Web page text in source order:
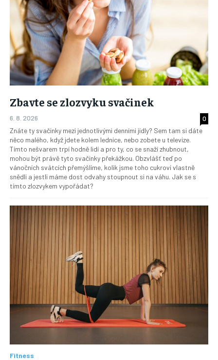
Zbavte se zlozvyku svačinek
6. 8. 2026
0
Znáte ty svačinky mezi jednotlivými denními jídly? Sem tam si dáte
něco malého, když jdete kolem lednice, nebo zobete u televize.
Tímto nešvarem trpí hodně lidí a pro ty, co se snaží zhubnout,
mohou být právě tyto svačinky překážkou. Obzvlášť teď po
vánočních svátcích přemýšlíme, kolik jsme toho cukroví vlastně
snědli a jestli máme dost odvahy stoupnout si na váhu. Jak se s
tímto zlozvykem vypořádat?
Fitness